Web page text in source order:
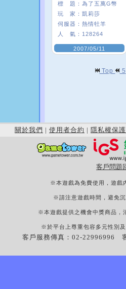
標 題： 為了五萬G幣
玩 家： 凱莉莎
伺服器： 熱情牡羊
人 氣： 128264
2007/05/11
Top 5
關於我們 | 使用者合約 | 隱私權保護
客戶問題
※本遊戲為免費使用，遊戲
※請注意遊戲時間，避免
※本遊戲提供之機會中獎商品，
※於平台上尊重包容多元性別
客戶服務傳真：02-22996996